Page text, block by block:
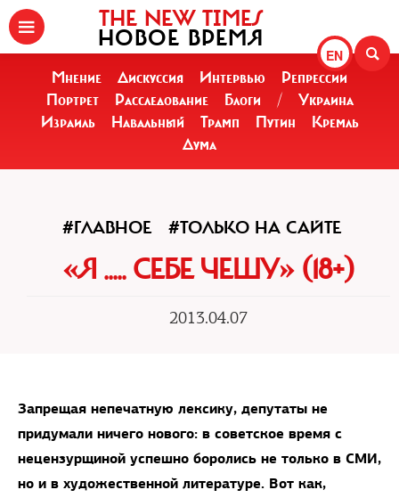
EN
THE NEW TIMES
НОВОЕ ВРЕМЯ
Мнение Дискуссия Интервью
Репрессии
Портрет
Расследование Блоги /
Украина
Израиль
Навальный Трамп Путин
Кремль
Дума
#ГЛАВНОЕ #ТОЛЬКО НА САЙТЕ
«Я ..... СЕБЕ ЧЕШУ» (18+)
2013.04.07
Запрещая непечатную лексику, депутаты не
придумали ничего нового: в советское время с
нецензурщиной успешно боролись не только в СМИ,
но и в художественной литературе. Вот как,